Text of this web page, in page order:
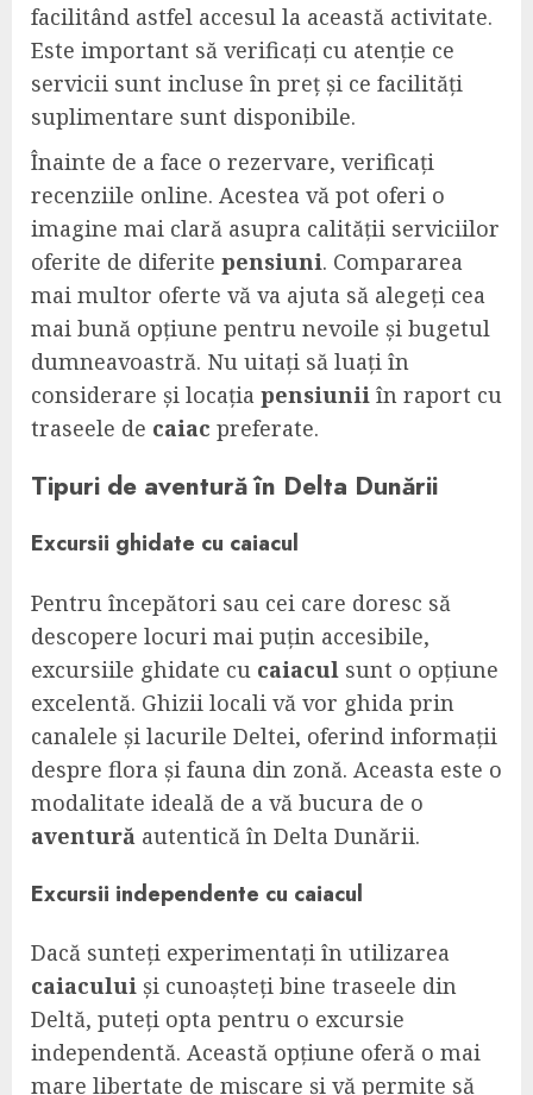
facilitând astfel accesul la această activitate.
Este important să verificați cu atenție ce
servicii sunt incluse în preț și ce facilități
suplimentare sunt disponibile.
Înainte de a face o rezervare, verificați
recenziile online. Acestea vă pot oferi o
imagine mai clară asupra calității serviciilor
oferite de diferite pensiuni. Compararea
mai multor oferte vă va ajuta să alegeți cea
mai bună opțiune pentru nevoile și bugetul
dumneavoastră. Nu uitați să luați în
considerare și locația pensiunii în raport cu
traseele de caiac preferate.
Tipuri de aventurăîn Delta Dunării
Excursii ghidate cu caiacul
Pentru începători sau cei care doresc să
descopere locuri mai puțin accesibile,
excursiile ghidate cu caiacul sunt o opțiune
excelentă. Ghizii locali vă vor ghida prin
canalele și lacurile Deltei, oferind informații
despre flora și fauna din zonă. Aceasta este o
modalitate ideală de a vă bucura de o
aventură autentică în Delta Dunării.
Excursii independente cu caiacul
Dacă sunteți experimentați în utilizarea
caiacului și cunoașteți bine traseele din
Deltă, puteți opta pentru o excursie
independentă. Această opțiune oferă o mai
mare libertate de mișcare și vă permite să